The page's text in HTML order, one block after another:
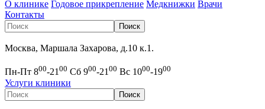
О клинике Годовое прикрепление Медкнижки Врачи
Контакты
Москва, Маршала Захарова, д.10 к.1.
Пн-Пт 800-2100 Сб 900-2100 Вс 1000-1900
Услуги клиники